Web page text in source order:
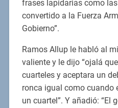
frases lapidarias como
convertido a la Fuerza
Gobierno”.
Ramos Allup le habló al
valiente y le dijo “ojalá
cuarteles y aceptara un
ronca igual como cuando
un cuartel”. Y añadió: “El